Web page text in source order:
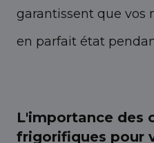
garantissent que vos
en parfait état
L'importance des
frigorifiques pour